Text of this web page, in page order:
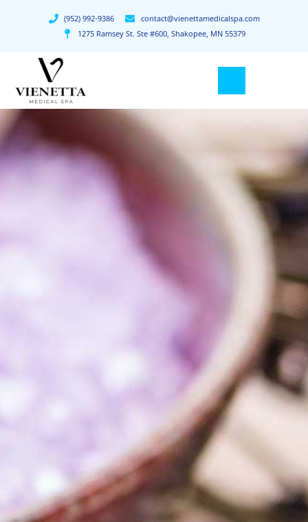
(952) 992-9386
contact@vienettamedicalspa.com
1275 Ramsey St. Ste #600, Shakopee, MN 55379